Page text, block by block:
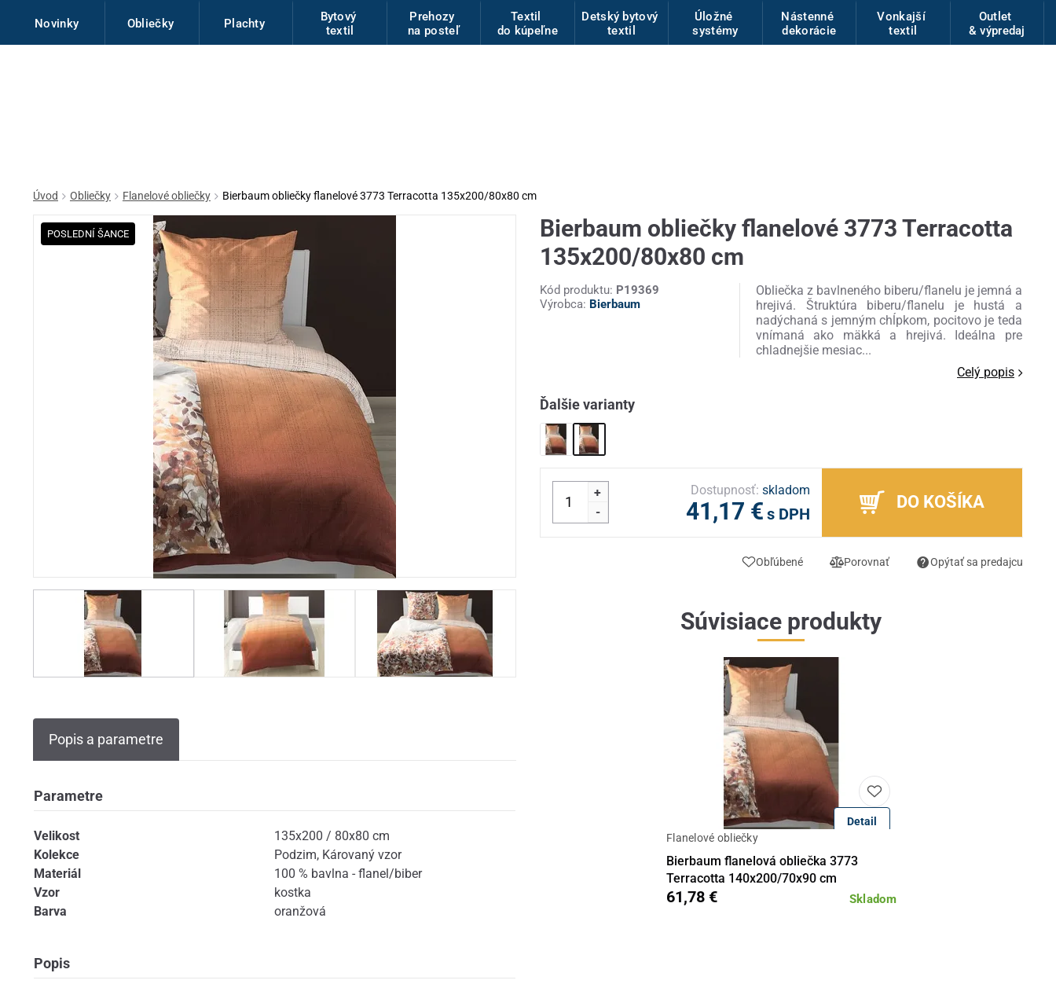
Novinky Obliečky Plachty
Bytový
textil
Prehozy
na posteľ
Textil
do kúpeľne
Detský bytový
textil
Úložné
systémy
Nástenné
dekorácie
Vonkajší
textil
Outlet
& výpredaj
Úvod Obliečky Flanelové obliečky Bierbaum obliečky flanelové 3773 Terracotta 135x200/80x80 cm
POSLEDNÍ ŠANCE
Popis a parametre
Parametre
Velikost
135x200 / 80x80 cm
Kolekce
Podzim, Károvaný vzor
Materiál
100 % bavlna - flanel/biber
Vzor
kostka
Barva
oranžová
Popis
Bierbaum obliečky flanelové 3773 Terracotta
135x200/80x80 cm
Kód produktu: P19369
Výrobca: Bierbaum
Obliečka z bavlneného biberu/flanelu je jemná a
hrejivá. Štruktúra biberu/flanelu je hustá a
nadýchaná s jemným chĺpkom, pocitovo je teda
vnímaná ako mäkká a hrejivá. Ideálna pre
chladnejšie mesiac...
Celý popis
Ďalšie varianty
+
-
Dostupnosť: skladom
41,17 € s DPH
DO KOŠÍKA
Obľúbené Porovnať Opýtať sa predajcu
Súvisiace produkty
Detail
Flanelové obliečky
Bierbaum flanelová obliečka 3773
Terracotta 140x200/70x90 cm
Skladom
61,78 €